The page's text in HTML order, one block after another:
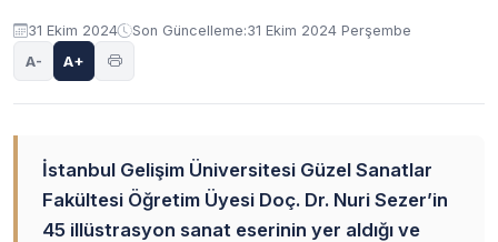
Akademik Takvim
31 Ekim 2024 Son Güncelleme:31 Ekim 2024 Perşembe
A- A+
İstanbul Gelişim Üniversitesi Güzel Sanatlar
Fakültesi Öğretim Üyesi Doç. Dr. Nuri Sezer’in
45 illüstrasyon sanat eserinin yer aldığı ve